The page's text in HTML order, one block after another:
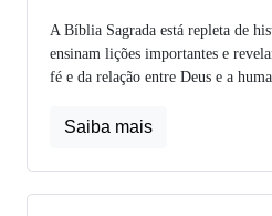
A Bíblia Sagrada está repleta de
ensinam lições importantes e
fé e da relação entre Deus e a
Saiba mais